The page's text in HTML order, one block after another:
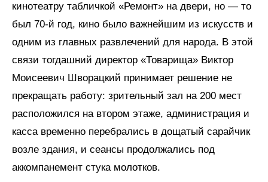
кинотеатру табличкой «Ремонт» на двери, но — то
был 70-й год, кино было важнейшим из искусств и
одним из главных развлечений для народа. В этой
связи тогдашний директор «Товарища» Виктор
Моисеевич Шворацкий принимает решение не
прекращать работу: зрительный зал на 200 мест
расположился на втором этаже, администрация и
касса временно перебрались в дощатый сарайчик
возле здания, и сеансы продолжались под
аккомпанемент стука молотков.